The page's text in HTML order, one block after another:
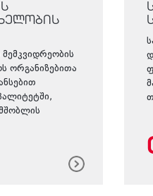
ორგანიზებითა